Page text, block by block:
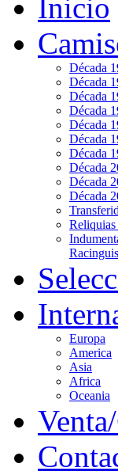
Inicio
Década
Década
Década
Década
Década
Década
Década
Década
Década
Década
Reliquias
Europa
America
Asia
Africa
Oceania